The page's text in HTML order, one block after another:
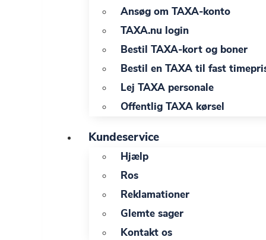
Ansøg om TAXA-konto
TAXA.nu login
Bestil TAXA-kort og boner
Bestil en TAXA til fast
Lej TAXA personale
Offentlig TAXA kørsel
Kundeservice
Hjælp
Ros
Reklamationer
Glemte sager
Kontakt os